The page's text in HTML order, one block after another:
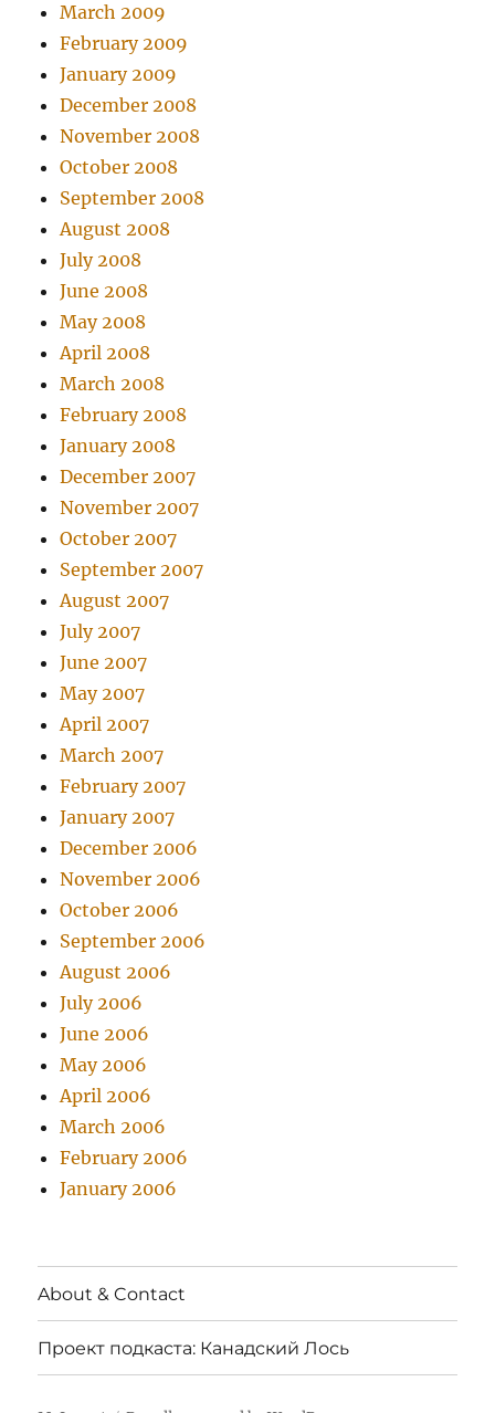
March 2009
February 2009
January 2009
December 2008
November 2008
October 2008
September 2008
August 2008
July 2008
June 2008
May 2008
April 2008
March 2008
February 2008
January 2008
December 2007
November 2007
October 2007
September 2007
August 2007
July 2007
June 2007
May 2007
April 2007
March 2007
February 2007
January 2007
December 2006
November 2006
October 2006
September 2006
August 2006
July 2006
June 2006
May 2006
April 2006
March 2006
February 2006
January 2006
About & Contact
Проект подкаста: Канадский Лось